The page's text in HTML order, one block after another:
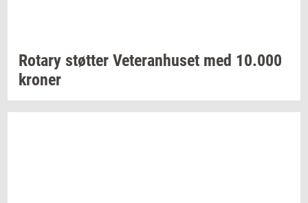
Ro­tary støt­ter Ve­te­ran­hu­set med 10.000
kro­ner